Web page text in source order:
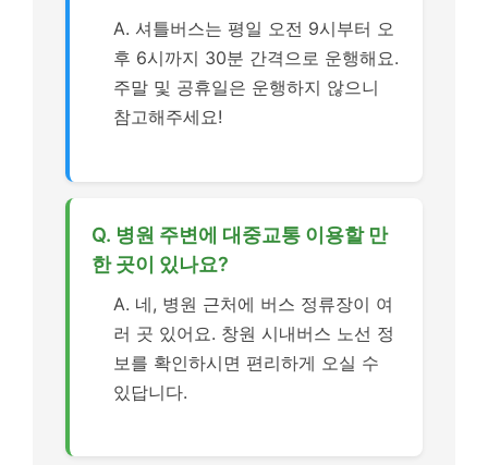
A. 셔틀버스는 평일 오전 9시부터 오
후 6시까지 30분 간격으로 운행해요.
주말 및 공휴일은 운행하지 않으니
참고해주세요!
Q. 병원 주변에 대중교통 이용할 만
한 곳이 있나요?
A. 네, 병원 근처에 버스 정류장이 여
러 곳 있어요. 창원 시내버스 노선 정
보를 확인하시면 편리하게 오실 수
있답니다.